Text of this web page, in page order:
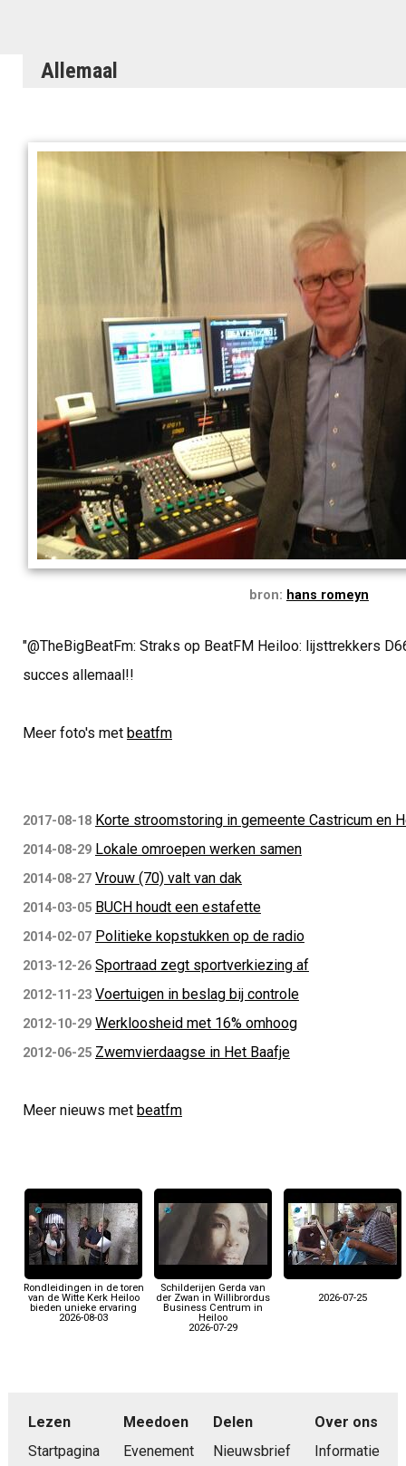
Allemaal
bron: hans romeyn
"@TheBigBeatFm: Straks op BeatFM Heiloo: lijsttrekkers
succes allemaal!!
Meer foto's met beatfm
2017-08-18 Korte stroomstoring in gemeente Castricum en
2014-08-29 Lokale omroepen werken samen
2014-08-27 Vrouw (70) valt van dak
2014-03-05 BUCH houdt een estafette
2014-02-07 Politieke kopstukken op de radio
2013-12-26 Sportraad zegt sportverkiezing af
2012-11-23 Voertuigen in beslag bij controle
2012-10-29 Werkloosheid met 16% omhoog
2012-06-25 Zwemvierdaagse in Het Baafje
Meer nieuws met beatfm
Rondleidingen in de toren
van de Witte Kerk Heiloo
bieden unieke ervaring
2026-08-03
Schilderijen Gerda van
der Zwan in Willibrordus
Business Centrum in
Heiloo
2026-07-29
2026-07-25
Lezen
Startpagina
Meedoen
Evenement
Delen
Nieuwsbrief
Over ons
Informatie